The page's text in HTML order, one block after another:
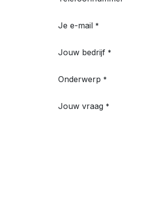
Je e-mail *
Jouw bedrijf *
Onderwerp *
Jouw vraag *